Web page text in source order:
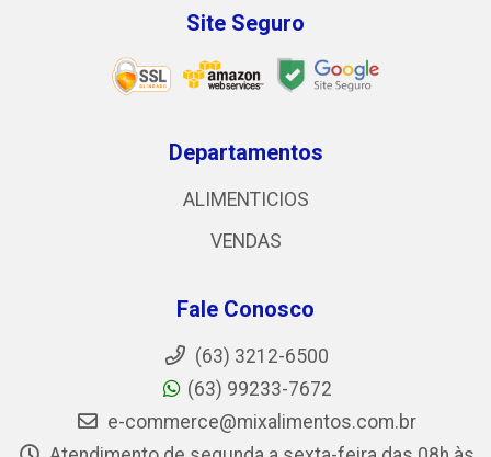
Site Seguro
Departamentos
ALIMENTICIOS
VENDAS
Fale Conosco
(63) 3212-6500
(63) 99233-7672
e-commerce@mixalimentos.com.br